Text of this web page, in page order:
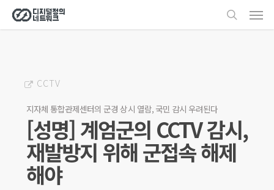
Skip
to
search
CCTV
지자체 통합관제센터의 군경 상시 열람, 국민 감시 우려된다
[성명] 계엄군의 CCTV 감시,
재발방지 위해 군접속 해제
해야